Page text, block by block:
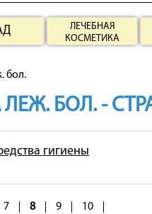
ЛЕЧЕБНАЯ
КОСМЕТИКА
бол.
БОЛ. -
гигиены
7 8 9 10